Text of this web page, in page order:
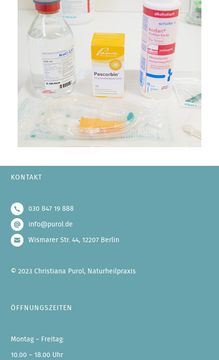
KONTAKT
030 847 19 888
info@purol.de
Wismarer Str. 44, 12207 Berlin
© 2023 Christiana Purol, Naturheilpraxis
ÖFFNUNGSZEITEN
Montag – Freitag:
10.00 – 18.00 Uhr